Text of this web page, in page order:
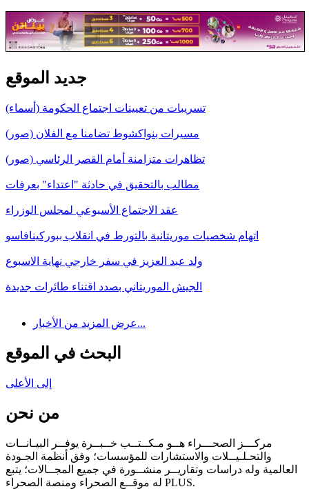
جديد الموقع
تسريبات من تعيينات اجتماع الحكومة (أسماء)
مسيرات بنواكشوط تضامنا مع الفلان (صور)
تظاهرات متزامنة أمام القصر الرئاسي (صور)
مطالب بالتحقيق في حادثة "اعتداء" بعرفات
عقد الاجتماع الأسبوعي لمجلس الوزراء
اتهام شخصيات موريتانية بالتورط في انقلاب ببوركينافاسو
ولد عبد العزيز في سفر خارجي نهاية الاسبوع
الجيش الموريتاني بصدد اقتناء طائرات جديدة
عرض المزيد من الأخبار...
البحث في الموقع
إلى الأعلى
من نحن
مركـــز الصحـــراء هــو مـكــتــب خــبــرة يوفــر البيـانــات
والتحـلـيــلات والاستشارات للمؤسسات؛ وفق أنظمة الجـودة
العالمية وله دراسات وتقاريــر منشــورة في جميع المجــالات؛ يتبع
له موقــع الصحراء ومنصة الصحراء PLUS.